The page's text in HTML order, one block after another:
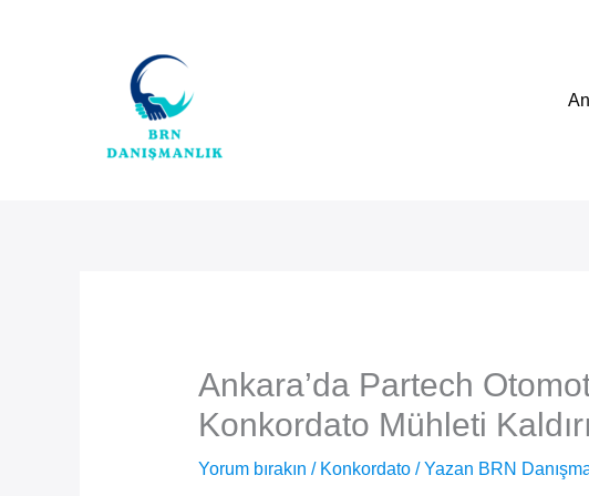
Ankara’da Partech
Konkordato Mühleti
Yorum bırakın / Konkordato/ Yazan BRN